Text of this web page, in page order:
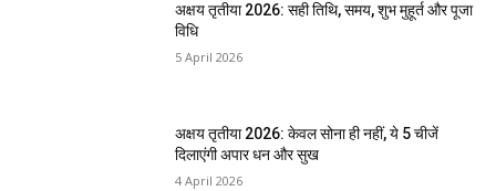
अक्षय तृतीया 2026: सही तिथि, समय, शुभ मुहूर्त और पूजा
विधि
5 April 2026
अक्षय तृतीया 2026: केवल सोना ही नहीं, ये 5 चीजें
दिलाएंगी अपार धन और सुख
4 April 2026